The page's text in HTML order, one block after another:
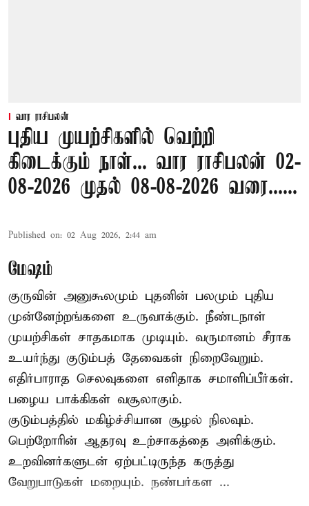
வார ராசிபலன்
புதிய முயற்சிகளில் வெற்றி
கிடைக்கும் நாள்... வார ராசிபலன் 02-
08-2026 முதல் 08-08-2026 வரை......
Published on: 02 Aug 2026, 2:44 am
மேஷம்
குருவின் அனுகூலமும் புதனின் பலமும் புதிய
முன்னேற்றங்களை உருவாக்கும். நீண்டநாள்
முயற்சிகள் சாதகமாக முடியும். வருமானம் சீராக
உயர்ந்து குடும்பத் தேவைகள் நிறைவேறும்.
எதிர்பாராத செலவுகளை எளிதாக சமாளிப்பீர்கள்.
பழைய பாக்கிகள் வசூலாகும்.
குடும்பத்தில் மகிழ்ச்சியான சூழல் நிலவும்.
பெற்றோரின் ஆதரவு உற்சாகத்தை அளிக்கும்.
உறவினர்களுடன் ஏற்பட்டிருந்த கருத்து
வேறுபாடுகள் மறையும். நண்பர்கள ...